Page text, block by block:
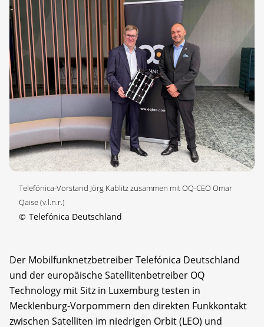
Telefónica-Vorstand Jörg Kablitz zusammen mit OQ-CEO Omar
Qaise (v.l.n.r.)
© Telefónica Deutschland
Der Mobilfunknetzbetreiber Telefónica Deutschland
und der europäische Satellitenbetreiber OQ
Technology mit Sitz in Luxemburg testen in
Mecklenburg-Vorpommern den direkten Funkkontakt
zwischen Satelliten im niedrigen Orbit (LEO) und